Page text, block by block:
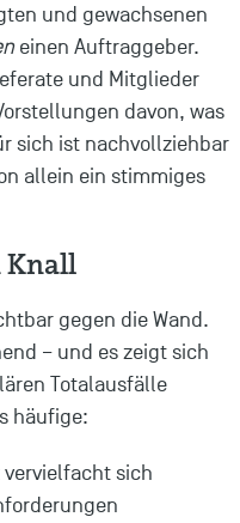
und gewachsenen
einen Auftraggeber.
und Mitglieder
davon, was
sich ist nachvollziehbar
allein ein stimmiges
Knall
gegen die Wand.
– und es zeigt sich
Totalausfälle
häufige:
vervielfacht sich